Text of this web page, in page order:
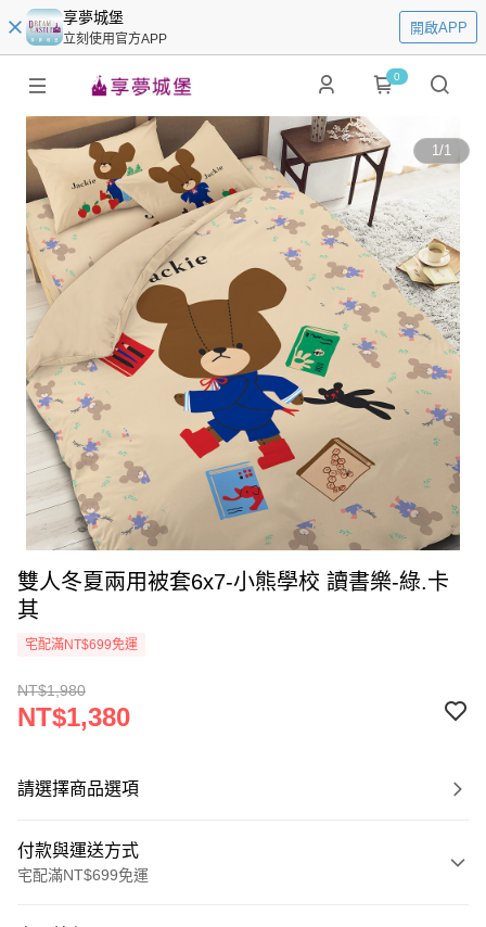
享夢城堡
立刻使用官方APP
開啟APP
0
1/1
雙人冬夏兩用被套6x7-小熊學校 讀書樂-綠.卡
其
宅配滿NT$699免運
NT$1,980
NT$1,380
請選擇商品選項
付款與運送方式
宅配滿NT$699免運